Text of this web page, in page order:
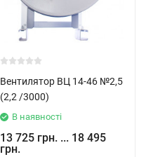
Вентилятор ВЦ 14-46 №2,5
(2,2 /3000)
В наявності
13 725 грн. ... 18 495
грн.